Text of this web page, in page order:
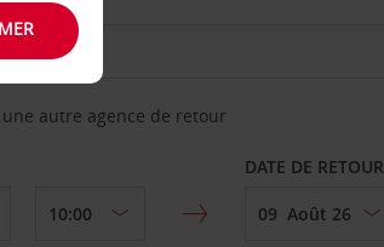
autre agence de retour
DATE DE RETOUR